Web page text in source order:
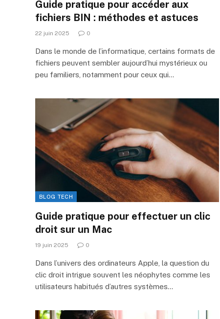
Guide pratique pour accéder aux
fichiers BIN : méthodes et astuces
22 juin 2025 0
Dans le monde de l’informatique, certains formats de
fichiers peuvent sembler aujourd’hui mystérieux ou
peu familiers, notamment pour ceux qui…
BLOG TECH
Guide pratique pour effectuer un clic
droit sur un Mac
19 juin 2025 0
Dans l’univers des ordinateurs Apple, la question du
clic droit intrigue souvent les néophytes comme les
utilisateurs habitués d’autres systèmes…